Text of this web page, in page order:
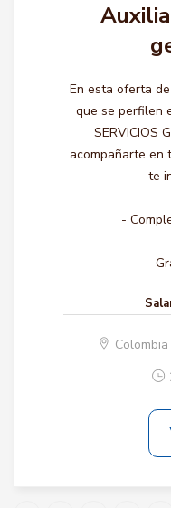
En esta oferta
que se perfilen
SERVICIOS
acompañarte en
te
-
-